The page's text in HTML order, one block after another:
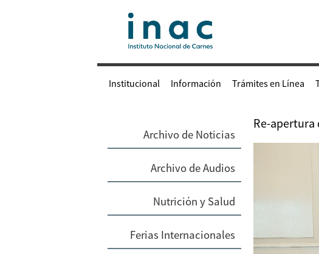
Institucional Información Trámites en Línea
Archivo de Noticias
Archivo de Audios
Nutrición y Salud
Ferias Internacionales
Re-apertura